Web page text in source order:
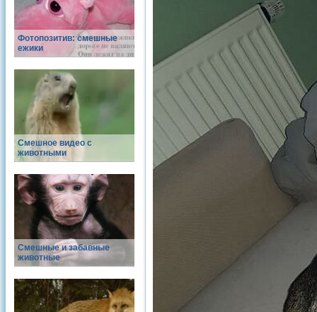
Фотопозитив: смешные
ежики
Смешное видео с
животными
Смешные и забавные
животные